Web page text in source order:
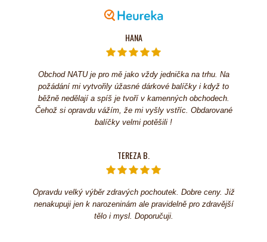
HANA
Obchod NATU je pro mě jako vždy jednička na trhu. Na
požádání mi vytvořily úžasné dárkové balíčky i když to
běžně nedělají a spíš je tvoří v kamenných obchodech.
Čehož si opravdu vážím, že mi vyšly vstříc. Obdarované
balíčky velmi potěšili !
TEREZA B.
Opravdu velký výběr zdravých pochoutek. Dobre ceny. Již
nenakupuji jen k narozeninám ale pravidelně pro zdravější
tělo i mysl. Doporučuji.